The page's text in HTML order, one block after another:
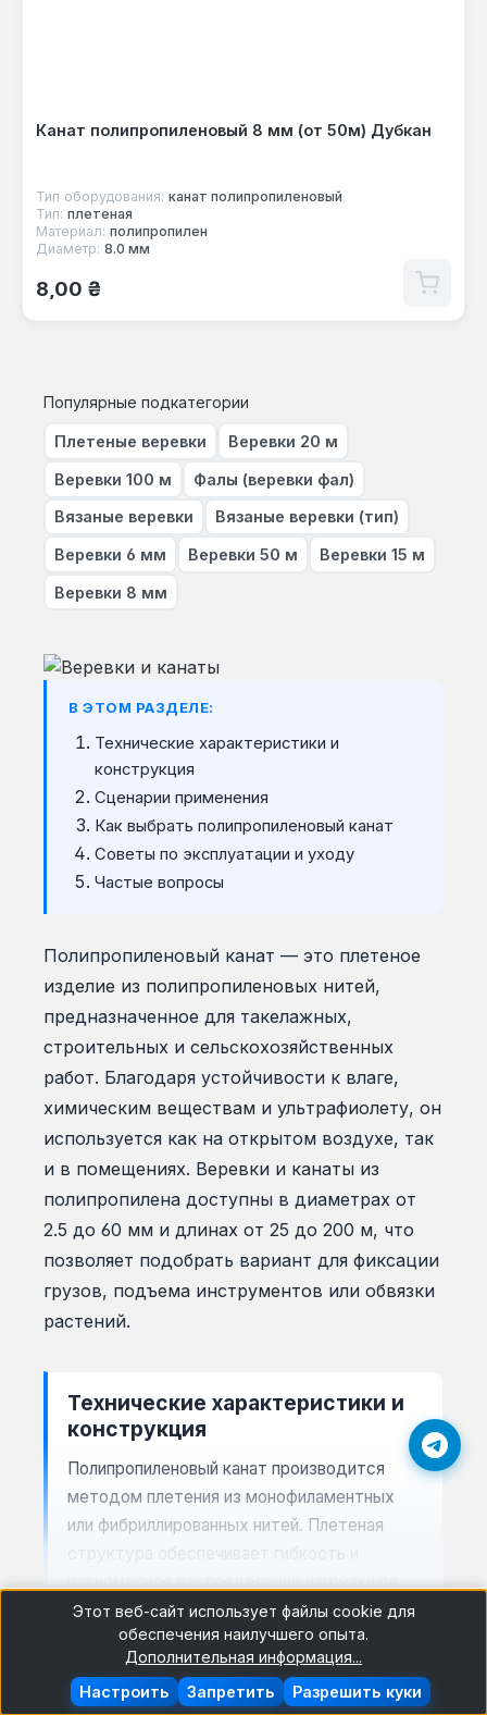
Канат полипропиленовый 8 мм (от 50м) Дубкан
Тип оборудования: канат полипропиленовый
Тип: плетеная
Материал: полипропилен
Диаметр: 8.0 мм
Обычная цена:
8,00 ₴
Популярные подкатегории
Плетеные веревки Веревки 20 м
Веревки 100 м Фалы (веревки фал)
Вязаные веревки Вязаные веревки (тип)
Веревки 6 мм Веревки 50 м Веревки 15 м
Веревки 8 мм
В ЭТОМ РАЗДЕЛЕ:
Технические характеристики и
конструкция
Сценарии применения
Как выбрать полипропиленовый канат
Советы по эксплуатации и уходу
Частые вопросы
Полипропиленовый канат — это плетеное
изделие из полипропиленовых нитей,
предназначенное для такелажных,
строительных и сельскохозяйственных
работ. Благодаря устойчивости к влаге,
химическим веществам и ультрафиолету, он
используется как на открытом воздухе, так
и в помещениях. Веревки и канаты из
полипропилена доступны в диаметрах от
2.5 до 60 мм и длинах от 25 до 200 м, что
позволяет подобрать вариант для фиксации
грузов, подъема инструментов или обвязки
растений.
Технические характеристики и
конструкция
Полипропиленовый канат производится
методом плетения из монофиламентных
или фибриллированных нитей. Плетеная
равномерное распределение нагрузки по
всей длине. Диаметр от 2.5 до 60 мм
определяет разрывную нагрузку: для
тонких канатов (2.5-6 мм) она составляет
50-200 кгс, для толстых (40-60 мм) — до
Читать полностью
Этот веб-сайт использует файлы cookie для
обеспечения наилучшего опыта.
Дополнительная информация...
Запретить
Настроить Разрешить куки